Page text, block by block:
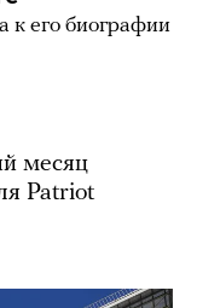
к его биографии
месяц
Patriot